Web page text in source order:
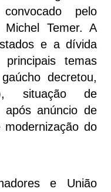
pelo
Michel Temer. A
e a dívida
temas
decretou,
situação de
após anúncio de
do
e União